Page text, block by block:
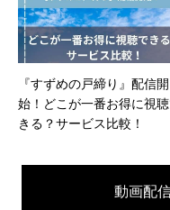
『すずめの戸締り』配信開
始！どこが一番お得に視
きる？サービス比較！
動画配